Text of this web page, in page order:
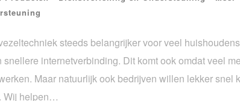
steeds belangrijker voor veel
internetverbinding. Dit komt ook omdat veel
Maar natuurlijk ook bedrijven willen lekker snel
Wij helpen…